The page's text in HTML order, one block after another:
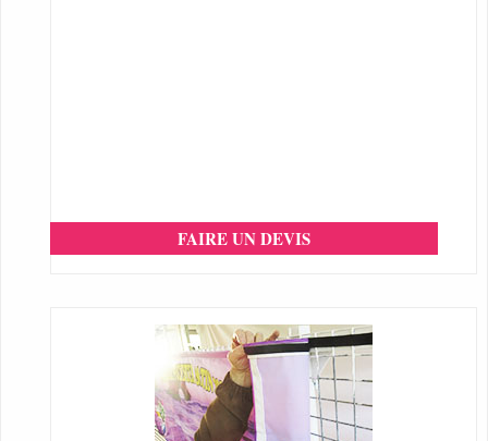
FAIRE UN DEVIS